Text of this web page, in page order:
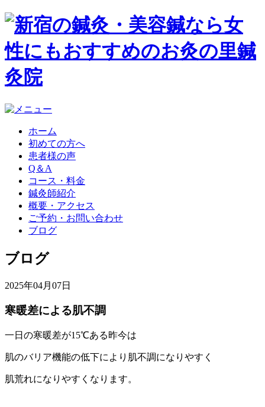
ホーム
初めての方へ
患者様の声
Q＆A
コース・料金
鍼灸師紹介
概要・アクセス
ご予約・お問い合わせ
ブログ
ブログ
2025年04月07日
寒暖差による肌不調
一日の寒暖差が15℃ある昨今は
肌のバリア機能の低下により肌不調になりやすく
肌荒れになりやすくなります。